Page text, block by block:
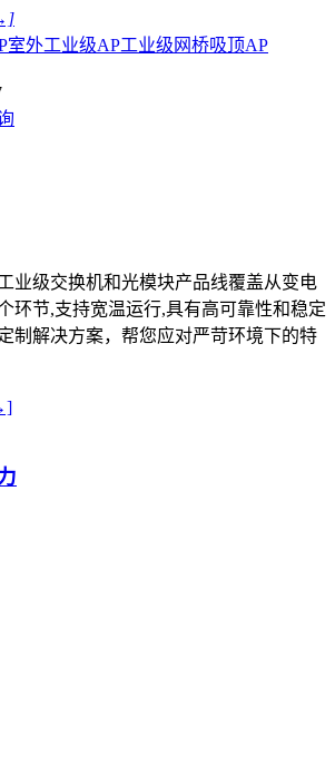
室外工业级AP工业级网桥吸顶AP
业级交换机和光模块产品线覆盖从变电
环节,支持宽温运行,具有高可靠性和稳定
制解决方案，帮您应对严苛环境下的特